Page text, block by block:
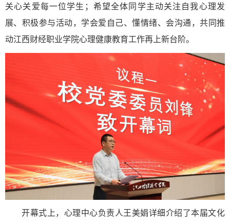
关心关爱每一位学生；希望全体同学主动关注自我心理发
展、积极参与活动，学会爱自己、懂情绪、会沟通，共同推
动江西财经职业学院心理健康教育工作再上新台阶。
开幕式上，心理中心负责人王美娟详细介绍了本届文化